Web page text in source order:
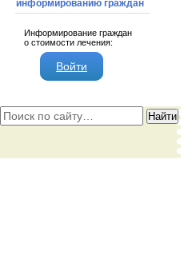
информированию граждан
Информирование граждан
о стоимости лечения:
Войти